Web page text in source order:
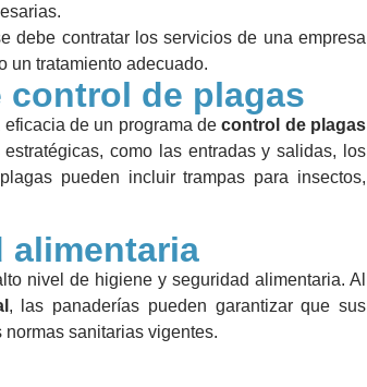
debe contratar los servicios de una empresa
un tratamiento adecuado.
de plagas
eficacia de un programa decontrol de plagas
como las entradas y salidas, los
pueden incluir trampas para insectos,
alimentaria
nivel de higiene y seguridad alimentaria. Al
, las panaderías pueden garantizar que sus
sanitarias vigentes.